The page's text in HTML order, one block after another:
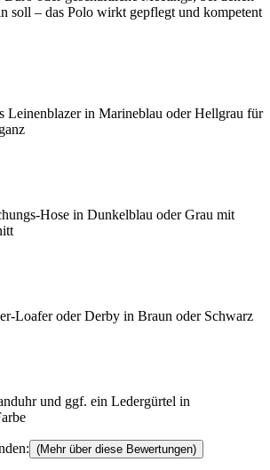
soll – das Polo wirkt gepflegt und kompetent
Leinenblazer in Marineblau oder Hellgrau für
Hose in Dunkelblau oder Grau mit
Loafer oder Derby in Braun oder Schwarz
und ggf. ein Ledergürtel in
(Mehr über diese Bewertungen)